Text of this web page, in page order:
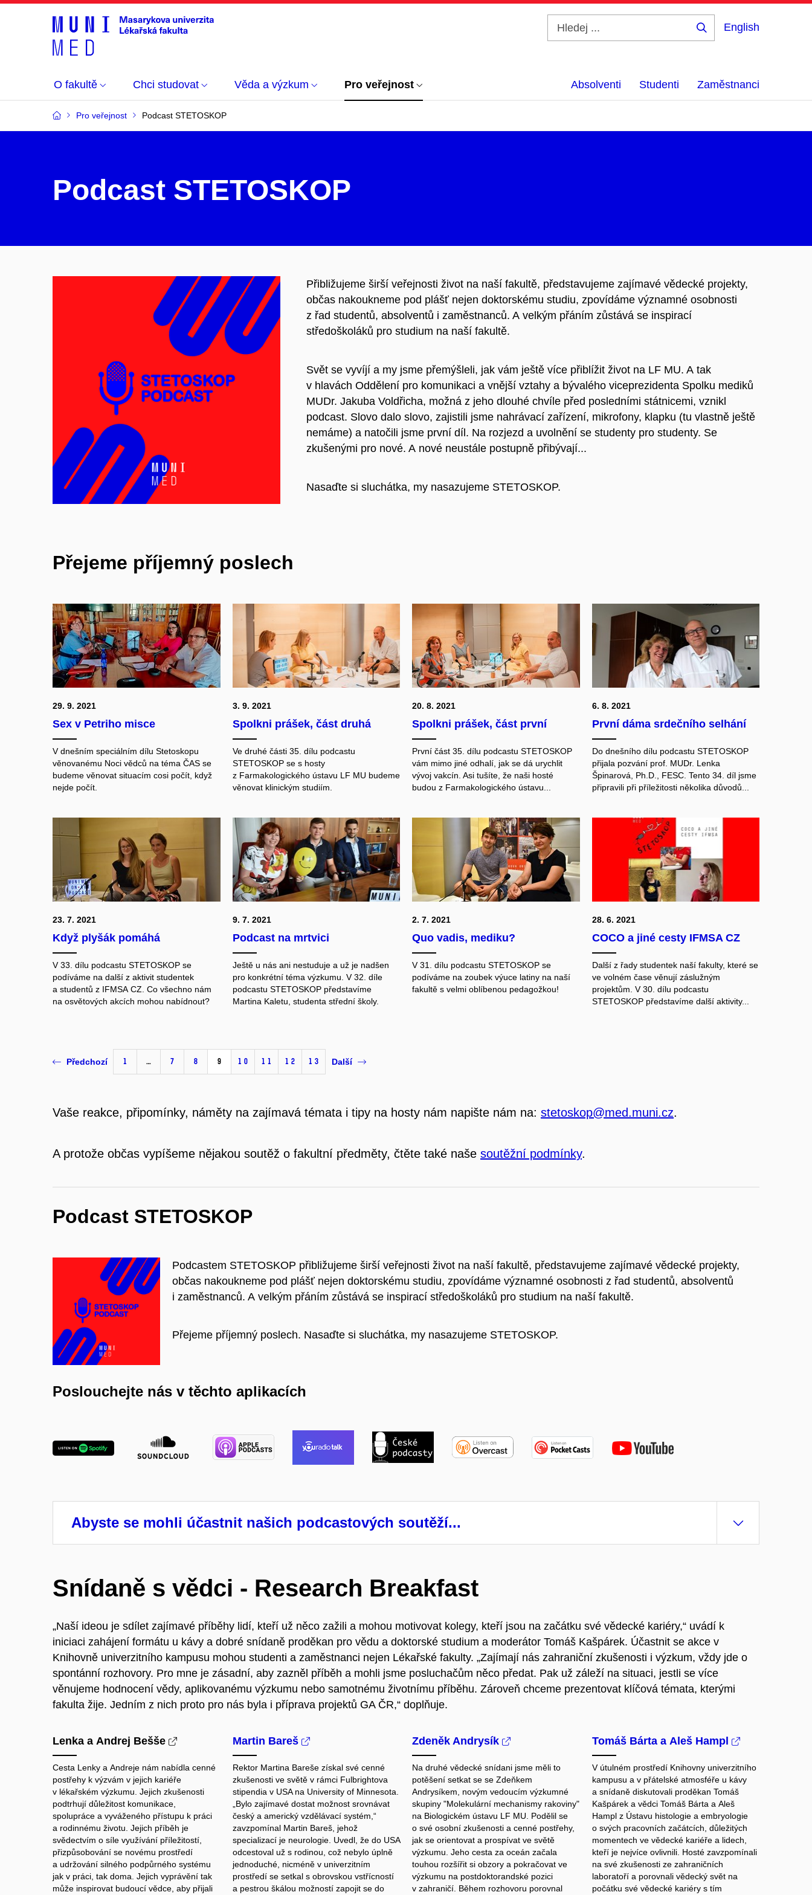
English
O fakultě Chci studovat Věda a výzkum Pro veřejnost Absolventi Studenti Zaměstnanci
Pro veřejnost Podcast STETOSKOP
Podcast STETOSKOP
Přibližujeme širší veřejnosti život na naší fakultě, představujeme zajímavé vědecké projekty,
občas nakoukneme pod plášť nejen doktorskému studiu, zpovídáme významné osobnosti
z řad studentů, absolventů i zaměstnanců. A velkým přáním zůstává se inspirací
středoškoláků pro studium na naší fakultě.
Svět se vyvíjí a my jsme přemýšleli, jak vám ještě více přiblížit život na LF MU. A tak
v hlavách Oddělení pro komunikaci a vnější vztahy a bývalého viceprezidenta Spolku mediků
MUDr. Jakuba Voldřicha, možná z jeho dlouhé chvíle před posledními státnicemi, vznikl
podcast. Slovo dalo slovo, zajistili jsme nahrávací zařízení, mikrofony, klapku (tu vlastně ještě
nemáme) a natočili jsme první díl. Na rozjezd a uvolnění se studenty pro studenty. Se
zkušenými pro nové. A nové neustále postupně přibývají...
Nasaďte si sluchátka, my nasazujeme STETOSKOP.
Přejeme příjemný poslech
29. 9. 2021
Sex v Petriho misce
V dnešním speciálním dílu Stetoskopu
věnovanému Noci vědců na téma ČAS se
budeme věnovat situacím cosi počít, když
nejde počít.
3. 9. 2021
Spolkni prášek, část druhá
Ve druhé části 35. dílu podcastu
STETOSKOP se s hosty
z Farmakologického ústavu LF MU budeme
věnovat klinickým studiím.
20. 8. 2021
Spolkni prášek, část první
První část 35. dílu podcastu STETOSKOP
vám mimo jiné odhalí, jak se dá urychlit
vývoj vakcín. Asi tušíte, že naši hosté
budou z Farmakologického ústavu...
6. 8. 2021
První dáma srdečního selhání
Do dnešního dílu podcastu STETOSKOP
přijala pozvání prof. MUDr. Lenka
Špinarová, Ph.D., FESC. Tento 34. díl jsme
připravili při příležitosti několika důvodů...
23. 7. 2021
Když plyšák pomáhá
V 33. dílu podcastu STETOSKOP se
podíváme na další z aktivit studentek
a studentů z IFMSA CZ. Co všechno nám
na osvětových akcích mohou nabídnout?
9. 7. 2021
Podcast na mrtvici
Ještě u nás ani nestuduje a už je nadšen
pro konkrétní téma výzkumu. V 32. díle
podcastu STETOSKOP představíme
Martina Kaletu, studenta střední školy.
2. 7. 2021
Quo vadis, mediku?
V 31. dílu podcastu STETOSKOP se
podíváme na zoubek výuce latiny na naší
fakultě s velmi oblíbenou pedagožkou!
28. 6. 2021
COCO a jiné cesty IFMSA CZ
Další z řady studentek naší fakulty, které se
ve volném čase věnují záslužným
projektům. V 30. dílu podcastu
STETOSKOP představíme další aktivity...
Předchozí 1 … 7 8 9 10 11 12 13 Další
Vaše reakce, připomínky, náměty na zajímavá témata i tipy na hosty nám napište nám na: stetoskop@med.muni.cz.
A protože občas vypíšeme nějakou soutěž o fakultní předměty, čtěte také naše soutěžní podmínky.
Podcast STETOSKOP
Podcastem STETOSKOP přibližujeme širší veřejnosti život na naší fakultě, představujeme zajímavé vědecké projekty,
občas nakoukneme pod plášť nejen doktorskému studiu, zpovídáme významné osobnosti z řad studentů, absolventů
i zaměstnanců. A velkým přáním zůstává se inspirací středoškoláků pro studium na naší fakultě.
Přejeme příjemný poslech. Nasaďte si sluchátka, my nasazujeme STETOSKOP.
Poslouchejte nás v těchto aplikacích
Abyste se mohli účastnit našich podcastových soutěží...
Snídaně s vědci - Research Breakfast
„Naší ideou je sdílet zajímavé příběhy lidí, kteří už něco zažili a mohou motivovat kolegy, kteří jsou na začátku své vědecké kariéry,“ uvádí k
iniciaci zahájení formátu u kávy a dobré snídaně proděkan pro vědu a doktorské studium a moderátor Tomáš Kašpárek. Účastnit se akce v
Knihovně univerzitního kampusu mohou studenti a zaměstnanci nejen Lékařské fakulty. „Zajímají nás zahraniční zkušenosti i výzkum, vždy jde o
spontánní rozhovory. Pro mne je zásadní, aby zazněl příběh a mohli jsme posluchačům něco předat. Pak už záleží na situaci, jestli se více
věnujeme hodnocení vědy, aplikovanému výzkumu nebo samotnému životnímu příběhu. Zároveň chceme prezentovat klíčová témata, kterými
fakulta žije. Jedním z nich proto pro nás byla i příprava projektů GA ČR,“ doplňuje.
Lenka a Andrej Bešše
Cesta Lenky a Andreje nám nabídla cenné
postřehy k výzvám v jejich kariéře
v lékařském výzkumu. Jejich zkušenosti
podtrhují důležitost komunikace,
spolupráce a vyváženého přístupu k práci
a rodinnému životu. Jejich příběh je
svědectvím o síle využívání příležitostí,
přizpůsobování se novému prostředí
a udržování silného podpůrného systému
jak v práci, tak doma. Jejich vyprávění tak
může inspirovat budoucí vědce, aby přijali
Martin Bareš
Rektor Martina Bareše získal své cenné
zkušenosti ve světě v rámci Fulbrightova
stipendia v USA na University of Minnesota.
„Bylo zajímavé dostat možnost srovnávat
český a americký vzdělávací systém,“
zavzpomínal Martin Bareš, jehož
specializací je neurologie. Uvedl, že do USA
odcestoval už s rodinou, což nebylo úplně
jednoduché, nicméně v univerzitním
prostředí se setkal s obrovskou vstřícností
a pestrou škálou možností zapojit se do
Zdeněk Andrysík
Na druhé vědecké snídani jsme měli to
potěšení setkat se se Zdeňkem
Andrysíkem, novým vedoucím výzkumné
skupiny "Molekulární mechanismy rakoviny"
na Biologickém ústavu LF MU. Podělil se
o své osobní zkušenosti a cenné postřehy,
jak se orientovat a prospívat ve světě
výzkumu. Jeho cesta za oceán začala
touhou rozšířit si obzory a pokračovat ve
výzkumu na postdoktorandské pozici
v zahraničí. Během rozhovoru porovnal
Tomáš Bárta a Aleš Hampl
V útulném prostředí Knihovny univerzitního
kampusu a v přátelské atmosféře u kávy
a snídaně diskutovali proděkan Tomáš
Kašpárek a vědci Tomáš Bárta a Aleš
Hampl z Ústavu histologie a embryologie
o svých pracovních začátcích, důležitých
momentech ve vědecké kariéře a lidech,
kteří je nejvíce ovlivnili. Hosté zavzpomínali
na své zkušenosti ze zahraničních
laboratoří a porovnali vědecký svět na
počátku své vědecké kariéry s tím